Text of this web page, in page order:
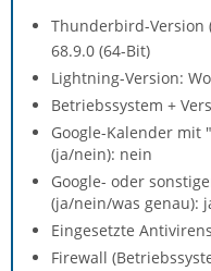
Thunderbird-Version
68.9.0 (64-Bit)
Lightning-Version:
Betriebssystem +
Google-Kalender mit
(ja/nein): nein
Google- oder
(ja/nein/was genau):
Eingesetzte
Firewall